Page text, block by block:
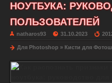
НОУТБУКА:
ПОЛЬЗОВАТЕЛЕЙ
natharos93 31.10.2023
Для Photoshop » Кисти для